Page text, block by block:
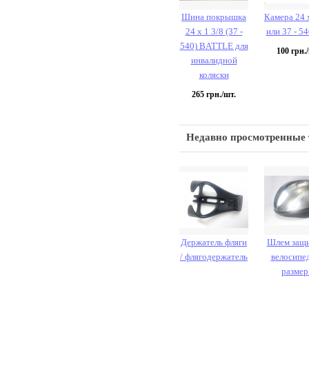
Шина покрышка
24 х 1 3/8 (37 -
540) BATTLE для
инвалидной
коляски
265 грн./шт.
Камера 24
или 37 -
100
Недавно просмотренные
Держатель фляги
/ флягодержатель
Шлем